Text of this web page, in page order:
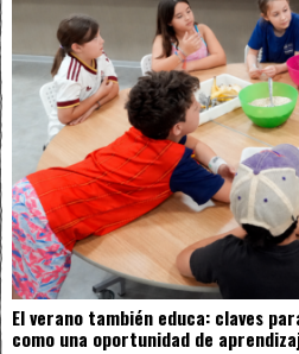
El verano también educa: claves
como una oportunidad de